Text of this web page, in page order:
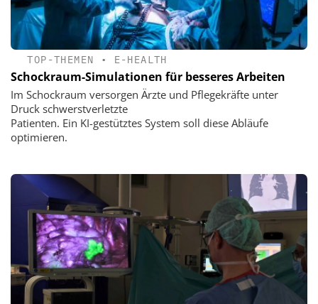
TOP-THEMEN • E-HEALTH
Schockraum-Simulationen für besseres Arbeiten
Im Schockraum versorgen Ärzte und Pflegekräfte unter
Druck schwerstverletzte
Patienten. Ein KI-gestütztes System soll diese Abläufe
optimieren.